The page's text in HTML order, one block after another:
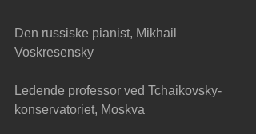
Den russiske pianist, Mikhail
Voskresensky
Ledende professor ved Tchaikovsky-
konservatoriet, Moskva